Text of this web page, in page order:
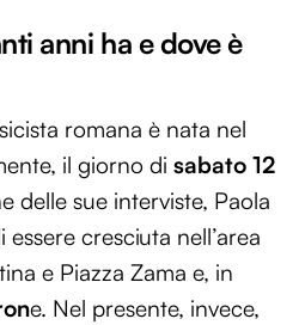
anni ha e dove è
romana è nata nel
il giorno di sabato 12
delle sue interviste, Paola
cresciuta nell’area
e Piazza Zama e, in
e. Nel presente, invece,